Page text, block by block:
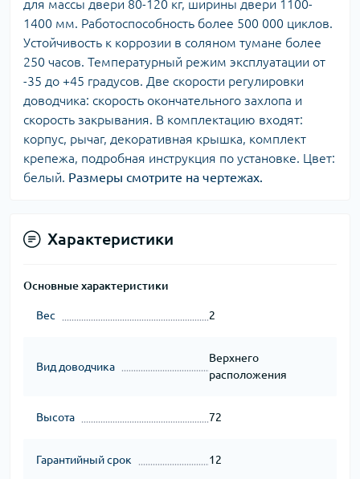
для массы двери 80-120 кг, ширины двери 1100-
1400 мм. Работоспособность более 500 000 циклов.
Устойчивость к коррозии в соляном тумане более
250 часов. Температурный режим эксплуатации от
-35 до +45 градусов. Две скорости регулировки
доводчика: скорость окончательного захлопа и
скорость закрывания. В комплектацию входят:
корпус, рычаг, декоративная крышка, комплект
крепежа, подробная инструкция по установке. Цвет:
белый. Размеры смотрите на чертежах.
Характеристики
Основные характеристики
Вес 2
Вид доводчика
Верхнего
расположения
Высота 72
Гарантийный срок 12